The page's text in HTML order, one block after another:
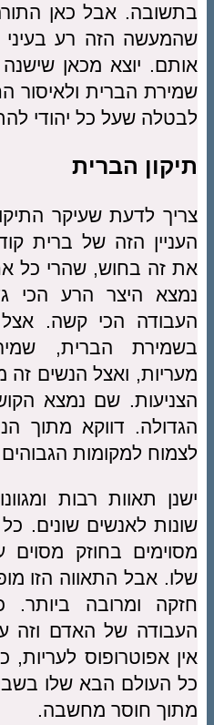
בתשובה. אבל כאן
שהמעשה הזה רע בעיני
אותם. יוצא מכאן שישנה
שמירת הברית ולאיסור
לבטלה שעל כל יהודי
תיקון הברית
צריך לדעת שעיקר
העניין הזה של ברית
את זה בחוש, שהרי כל
נמצא היצר הרע הכי
העבודה הכי קשה. אצל
בשמירת הברית, שמירת
מעריות, ואצל הנשים זה
הצניעות. שם נמצא
הגדולה. דווקא מתוך
לצמוח למקומות הגבוהים
ישנן תאוות רבות
שונות לאנשים שונים.
מסוימים בחוזק מסוים
שלו. אבל התאווה הזו
חזקה ומרובה ביותר.
העבודה של האדם וזה
אין אפוטרופוס לעריות,
כל העולם הבא שלו
מתוך חוסר מחשבה.